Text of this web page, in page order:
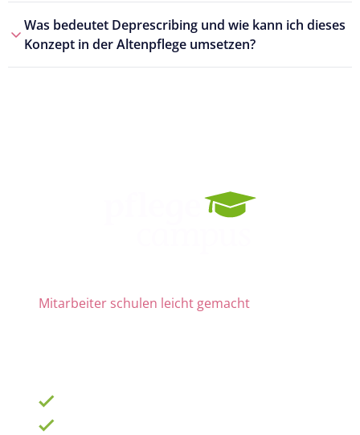
Was bedeutet Deprescribing und wie kann ich dieses
Konzept in der Altenpflege umsetzen?
Mitarbeiter schulen leicht gemacht